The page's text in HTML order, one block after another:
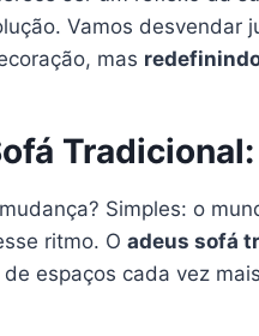
Vamos desvendar
mas
Simples: o
ritmo. O adeus sofá
espaços cada vez